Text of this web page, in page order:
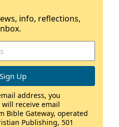
info, reflections,
address, you
receive email
Bible Gateway, operated
Publishing, 501